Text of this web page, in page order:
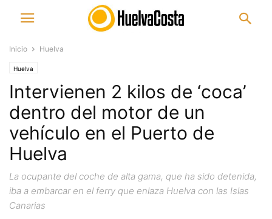
Inicio Huelva
Huelva
Intervienen 2 kilos de ‘coca’
dentro del motor de un
vehículo en el Puerto de
Huelva
La ocupante del coche de alta gama, que ha sido detenida,
iba a embarcar en el ferry que enlaza Huelva con las Islas
Canarias